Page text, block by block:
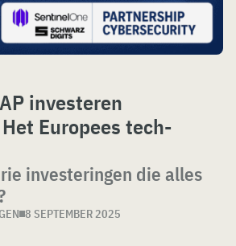
investeren
Europees tech-
investeringen die alles
8 SEPTEMBER 2025